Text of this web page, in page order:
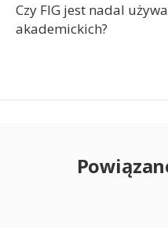
Czy FIG jest nadal
akademickich?